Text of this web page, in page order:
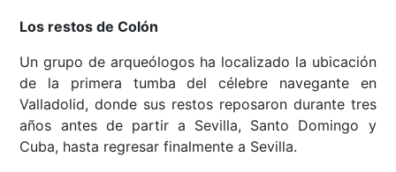
Los restos de Colón
Un grupo de arqueólogos ha localizado la ubicación
de la primera tumba del célebre navegante en
Valladolid, donde sus restos reposaron durante tres
años antes de partir a Sevilla, Santo Domingo y
Cuba, hasta regresar finalmente a Sevilla.